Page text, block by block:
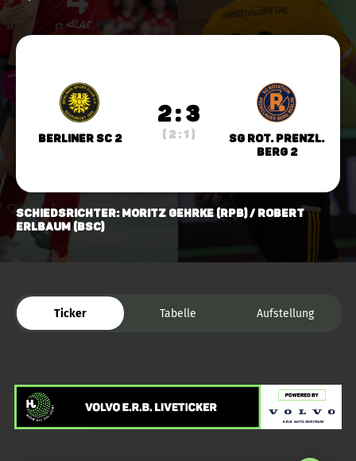
Berliner SC 2
2 : 3
( 2 : 1 )
SG Rot. Prenzl.
Berg 2
Schiedsrichter: Moritz Gehrke (RPB) / Robert
Erlbaum (BSC)
Ticker Tabelle Aufstellung